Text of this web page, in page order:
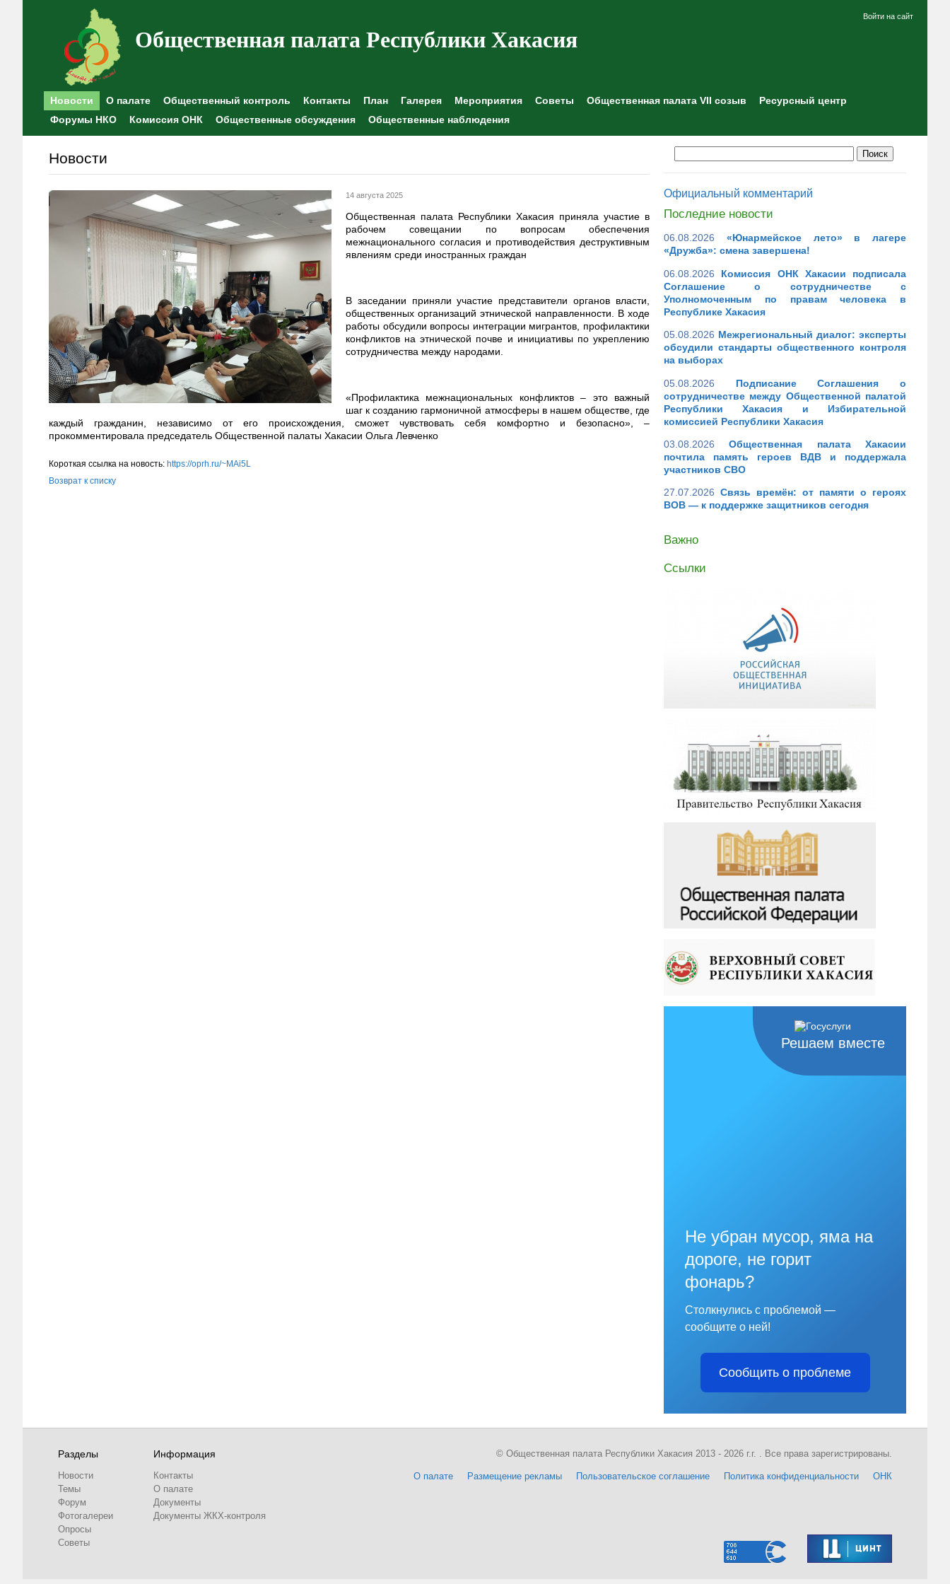
Общественная палата Республики Хакасия
Войти на сайт
Новости О палате Общественный контроль Контакты План Галерея Мероприятия Советы Общественная палата VII созыв
Ресурсный центр
Форумы НКО
Комиссия ОНК Общественные обсуждения Общественные наблюдения
Новости
14 августа 2025
Общественная палата Республики Хакасия приняла участие в
рабочем совещании по вопросам обеспечения
межнационального согласия и противодействия деструктивным
явлениям среди иностранных граждан
В заседании приняли участие представители органов власти,
общественных организаций этнической направленности. В ходе
работы обсудили вопросы интеграции мигрантов, профилактики
конфликтов на этнической почве и инициативы по укреплению
сотрудничества между народами.
«Профилактика межнациональных конфликтов – это важный
шаг к созданию гармоничной атмосферы в нашем обществе, где
каждый гражданин, независимо от его происхождения, сможет чувствовать себя комфортно и безопасно», –
прокомментировала председатель Общественной палаты Хакасии Ольга Левченко
Короткая ссылка на новость: https://oprh.ru/~MAi5L
Возврат к списку
Официальный комментарий
Последние новости
06.08.2026
«Юнармейское лето» в лагере
«Дружба»: смена завершена!
06.08.2026
Комиссия ОНК Хакасии подписала
Соглашение о сотрудничестве с
Уполномоченным по правам человека в
Республике Хакасия
05.08.2026 Межрегиональный диалог: эксперты
обсудили стандарты общественного контроля
на выборах
05.08.2026
Подписание Соглашения о
сотрудничестве между Общественной палатой
Республики Хакасия и Избирательной
комиссией Республики Хакасия
03.08.2026
Общественная палата Хакасии
почтила память героев ВДВ и поддержала
участников СВО
27.07.2026 Связь времён: от памяти о героях
ВОВ — к поддержке защитников сегодня
Важно
Ссылки
Решаем вместе
Не убран мусор, яма на
дороге, не горит
фонарь?
Столкнулись с проблемой —
сообщите о ней!
Сообщить о проблеме
Разделы
Новости
Темы
Форум
Фотогалереи
Опросы
Советы
Информация
Контакты
О палате
Документы
Документы ЖКХ-контроля
О палате Размещение рекламы Пользовательское соглашение Политика конфиденциальности ОНК
© Общественная палата Республики Хакасия 2013 - 2026 г.г. . Все права зарегистрированы.